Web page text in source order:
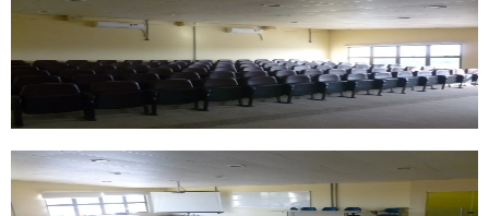
Internet
Ar Condicionado